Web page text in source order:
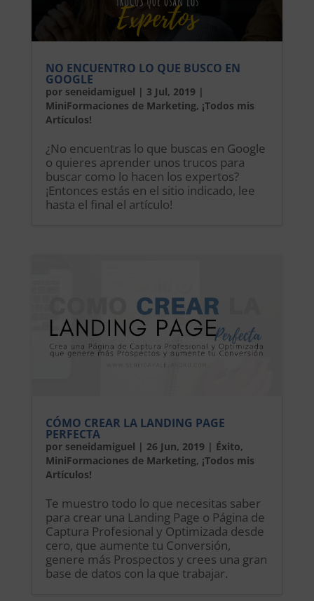
NO ENCUENTRO LO QUE BUSCO EN
GOOGLE
por seneidamiguel | 3 Jul, 2019 |
MiniFormaciones de Marketing, ¡Todos mis
Artículos!
¿No encuentras lo que buscas en Google
o quieres aprender unos trucos para
buscar como lo hacen los expertos?
¡Entonces estás en el sitio indicado, lee
hasta el final el artículo!
CÓMO CREAR LA LANDING PAGE
PERFECTA
por seneidamiguel | 26 Jun, 2019 | Éxito,
MiniFormaciones de Marketing, ¡Todos mis
Artículos!
Te muestro todo lo que necesitas saber
para crear una Landing Page o Página de
Captura Profesional y Optimizada desde
cero, que aumente tu Conversión,
genere más Prospectos y crees una gran
base de datos con la que trabajar.